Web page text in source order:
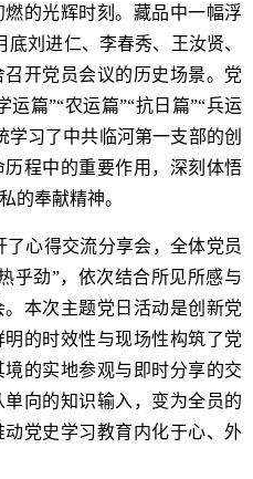
的光辉时刻。藏品中一幅浮
刘进仁、李春秀、王汝贤、
开党员会议的历史场景。党
运篇”“农运篇”“抗日篇”“兵运
习了中共临河第一支部的创
程中的重要作用，深刻体悟
的奉献精神。
心得交流分享会，全体党员
乎劲”，依次结合所见所感与
本次主题党日活动是创新党
的时效性与现场性构筑了党
的实地参观与即时分享的交
向的知识输入，变为全员的
党史学习教育内化于心、外